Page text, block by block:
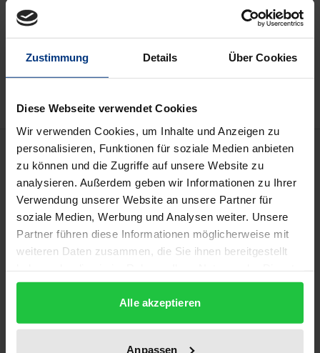
Zustimmung Details Über Cookies
Diese Webseite verwendet Cookies
Wir verwenden Cookies, um Inhalte und Anzeigen zu
personalisieren, Funktionen für soziale Medien anbieten
zu können und die Zugriffe auf unsere Website zu
analysieren. Außerdem geben wir Informationen zu Ihrer
Verwendung unserer Website an unsere Partner für
soziale Medien, Werbung und Analysen weiter. Unsere
Partner führen diese Informationen möglicherweise mit
weiteren Daten zusammen, die Sie ihnen bereitgestellt
gesammelt haben.
Alle akzeptieren
Anpassen
Zur Wunschliste hinzufügen
Hinweise zu Versandkosten
Beschreibung
Rechtskräftige Fehlentscheidungen sind ein tief
reichendes Unrecht und werden in Deutschland
immer noch getroffen. Die letzten empirischen
deutschen Untersuchungen dazu fanden in den
in Strafprozessen im Hinblick auf Häufigkeit und
Risikofaktoren, um Möglichkeiten zur Vermeidung